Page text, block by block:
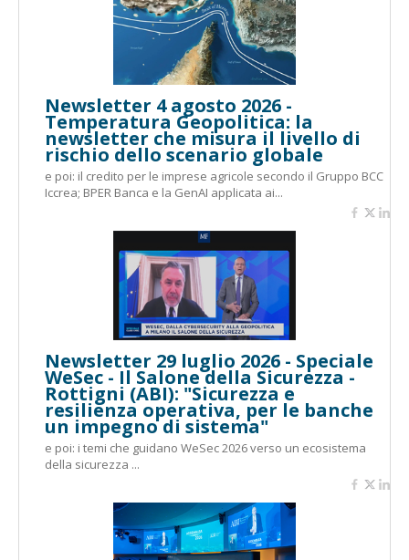
Newsletter 4 agosto 2026 -
Temperatura Geopolitica: la
newsletter che misura il livello di
rischio dello scenario globale
e poi: il credito per le imprese agricole secondo il Gruppo BCC
Iccrea; BPER Banca e la GenAI applicata ai...
Newsletter 29 luglio 2026 - Speciale
WeSec - Il Salone della Sicurezza -
Rottigni (ABI): "Sicurezza e
resilienza operativa, per le banche
un impegno di sistema"
e poi: i temi che guidano WeSec 2026 verso un ecosistema
della sicurezza ...